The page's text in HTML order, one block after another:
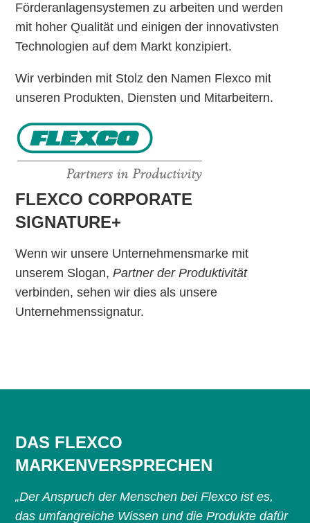
Förderanlagensystemen zu arbeiten und werden
mit hoher Qualität und einigen der innovativsten
Technologien auf dem Markt konzipiert.
Wir verbinden mit Stolz den Namen Flexco mit
unseren Produkten, Diensten und Mitarbeitern.
FLEXCO CORPORATE
SIGNATURE+
Wenn wir unsere Unternehmensmarke mit
unserem Slogan,Partner der Produktivität
verbinden, sehen wir dies als unsere
Unternehmenssignatur.
DAS FLEXCO
MARKENVERSPRECHEN
„Der Anspruch der Menschen bei Flexco ist es,
das umfangreiche Wissen und die Produkte dafür